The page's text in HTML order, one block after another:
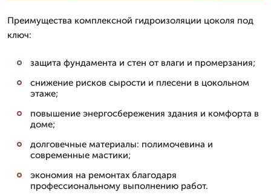
Преимущества комплексной гидроизоляции цоколя под
ключ:
защита фундамента и стен от влаги и промерзания;
снижение рисков сырости и плесени в цокольном
этаже;
повышение энергосбережения здания и комфорта в
доме;
долговечные материалы: полимочевина и
современные мастики;
экономия на ремонтах благодаря
профессиональному выполнению работ.